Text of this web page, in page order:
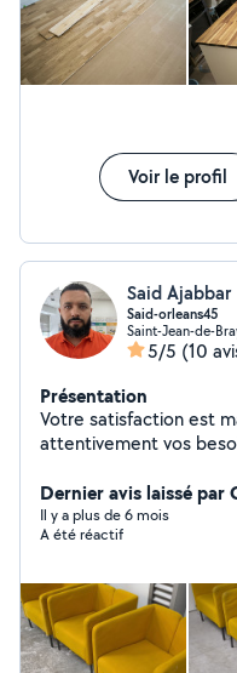
Voir le profil
Said Ajabbar
Said-orleans45
Saint-Jean-de-
5/5 (10
Présentation
Votre satisfaction est
attentivement vos
impeccable
Dernier avis laissé par
Il y a plus de 6 mois
A été réactif